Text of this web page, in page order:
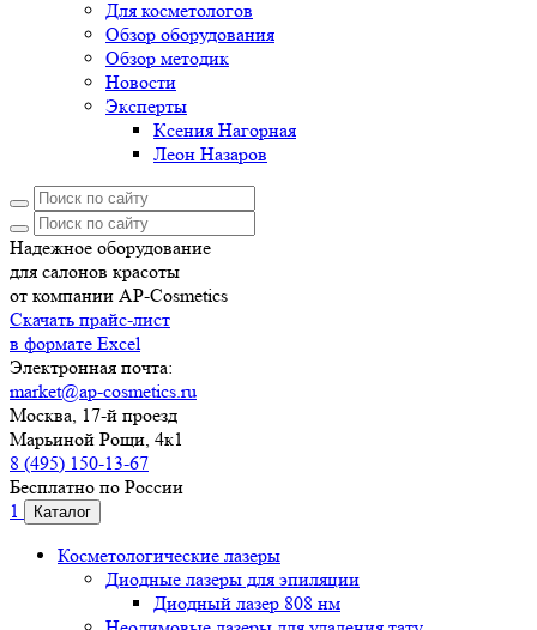
Для косметологов
Обзор оборудования
Обзор методик
Новости
Эксперты
Ксения Нагорная
Леон Назаров
Надежное оборудование
для салонов красоты
от компании AP-Cosmetics
Скачать прайс-лист
в формате Excel
Электронная почта:
market@ap-cosmetics.ru
Москва, 17-й проезд
Марьиной Рощи, 4к1
8 (495) 150-13-67
Бесплатно по России
1
Каталог
Косметологические лазеры
Диодные лазеры для эпиляции
Диодный лазер 808 нм